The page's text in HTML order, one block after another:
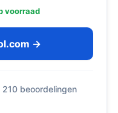
voorraad
→
| 210 beoordelingen